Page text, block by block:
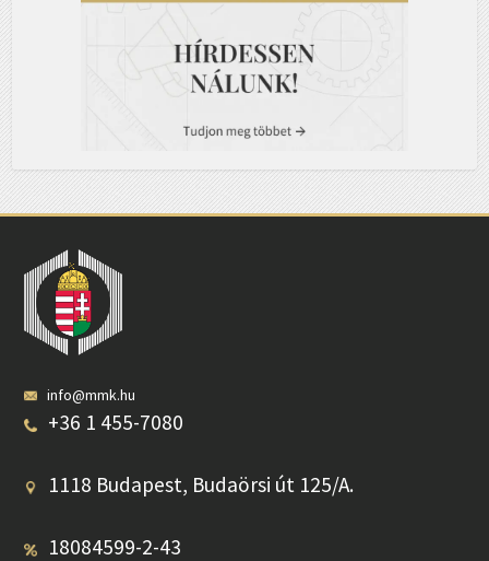
info@mmk.hu
+36 1 455-7080
1118 Budapest, Budaörsi út 125/A.
18084599-2-43